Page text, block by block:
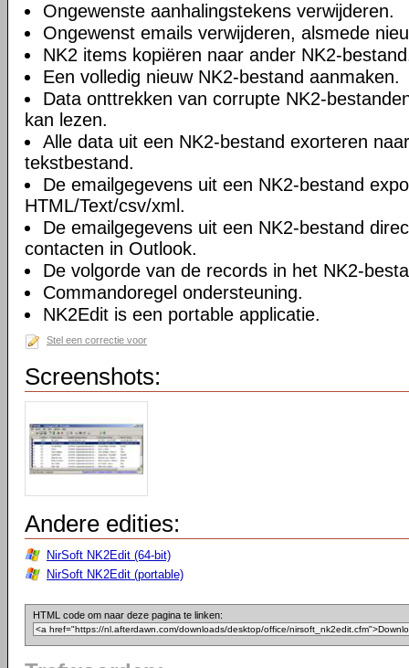
Ongewenste aanhalingstekens verwijderen.
Ongewenst emails verwijderen, alsmede
NK2 items kopiëren naar ander NK2-
Een volledig nieuw NK2-bestand aanmaken.
Data onttrekken van corrupte NK2-
kan lezen.
Alle data uit een NK2-bestand exorteren
tekstbestand.
De emailgegevens uit een NK2-bestand
HTML/Text/csv/xml.
De emailgegevens uit een NK2-bestand
contacten in Outlook.
De volgorde van de records in het NK2-
Commandoregel ondersteuning.
NK2Edit is een portable applicatie.
Stel een correctie voor
Screenshots:
Andere edities:
NirSoft NK2Edit (64-bit)
NirSoft NK2Edit (portable)
HTML code om naar deze pagina te linken: